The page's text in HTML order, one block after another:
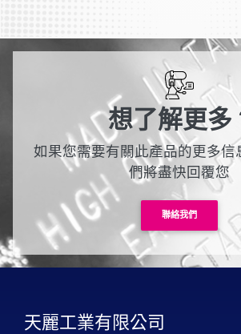
想了解更多
如果您需要有關此產品的更多信
們將盡快回覆您
聯絡我們
天麗工業有限公司